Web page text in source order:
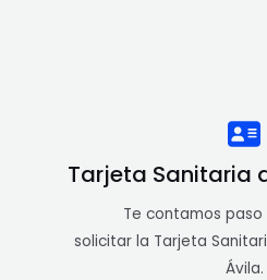
Tarjeta Sanitaria
Te contamos
solicitar la Tarjeta
Ávila.